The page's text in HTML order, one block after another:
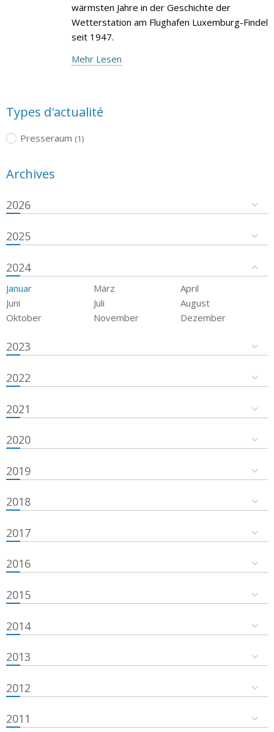
wärmsten Jahre in der Geschichte der
Wetterstation am Flughafen Luxemburg-Findel
seit 1947.
Mehr Lesen
Types d'actualité
Presseraum (1)
Archives
2026
2025
2024
Januar März
April
Juni
Juli
August
Oktober
November Dezember
2023
2022
2021
2020
2019
2018
2017
2016
2015
2014
2013
2012
2011